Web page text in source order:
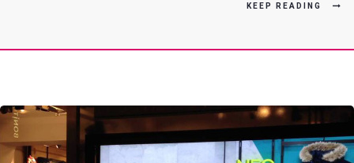
KEEP READING